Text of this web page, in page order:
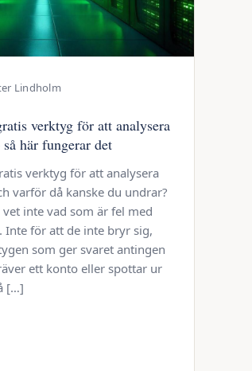
Lindholm
verktyg för att analysera
här fungerar det
verktyg för att analysera
varför då kanske du undrar?
inte vad som är fel med
Inte för att de inte bryr sig,
som ger svaret antingen
ett konto eller spottar ur
[…]